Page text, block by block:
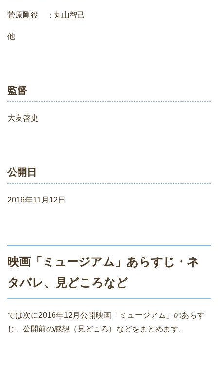
菅原剛役 ：丸山智己
他
監督
大友啓史
公開日
2016年11月12日
映画「ミュージアム」あらすじ・ネ
タバレ、見どころなど
では次に2016年12月公開映画「ミュージアム」のあらす
じ、公開前の感想（見どころ）などをまとめます。